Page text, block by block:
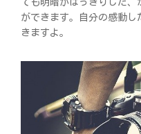
ができます。自分の感動
きますよ。